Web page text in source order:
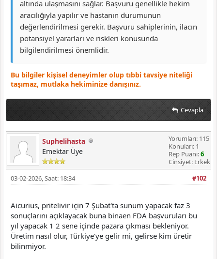
altında ulaşmasını sağlar. Başvuru genellikle hekim
aracılığıyla yapılır ve hastanın durumunun
değerlendirilmesi gerekir. Başvuru sahiplerinin, ilacın
potansiyel yararları ve riskleri konusunda
bilgilendirilmesi önemlidir.
Bu bilgiler kişisel deneyimler olup tıbbi tavsiye niteliği
taşımaz, mutlaka hekiminize danışınız.
Cevapla
Suphelihasta
Emektar Üye
Yorumları: 115
Konuları: 1
Rep Puanı:6
Cinsiyet: Erkek
#102
03-02-2026, Saat: 18:34
Aicurius, pritelivir için 7 Şubat'ta sunum yapacak faz 3
sonuçlarını açıklayacak buna binaen FDA başvuruları bu
yıl yapacak 1 2 sene içinde pazara çıkması bekleniyor.
Üretim nasıl olur, Türkiye'ye gelir mi, gelirse kim üretir
bilinmiyor.